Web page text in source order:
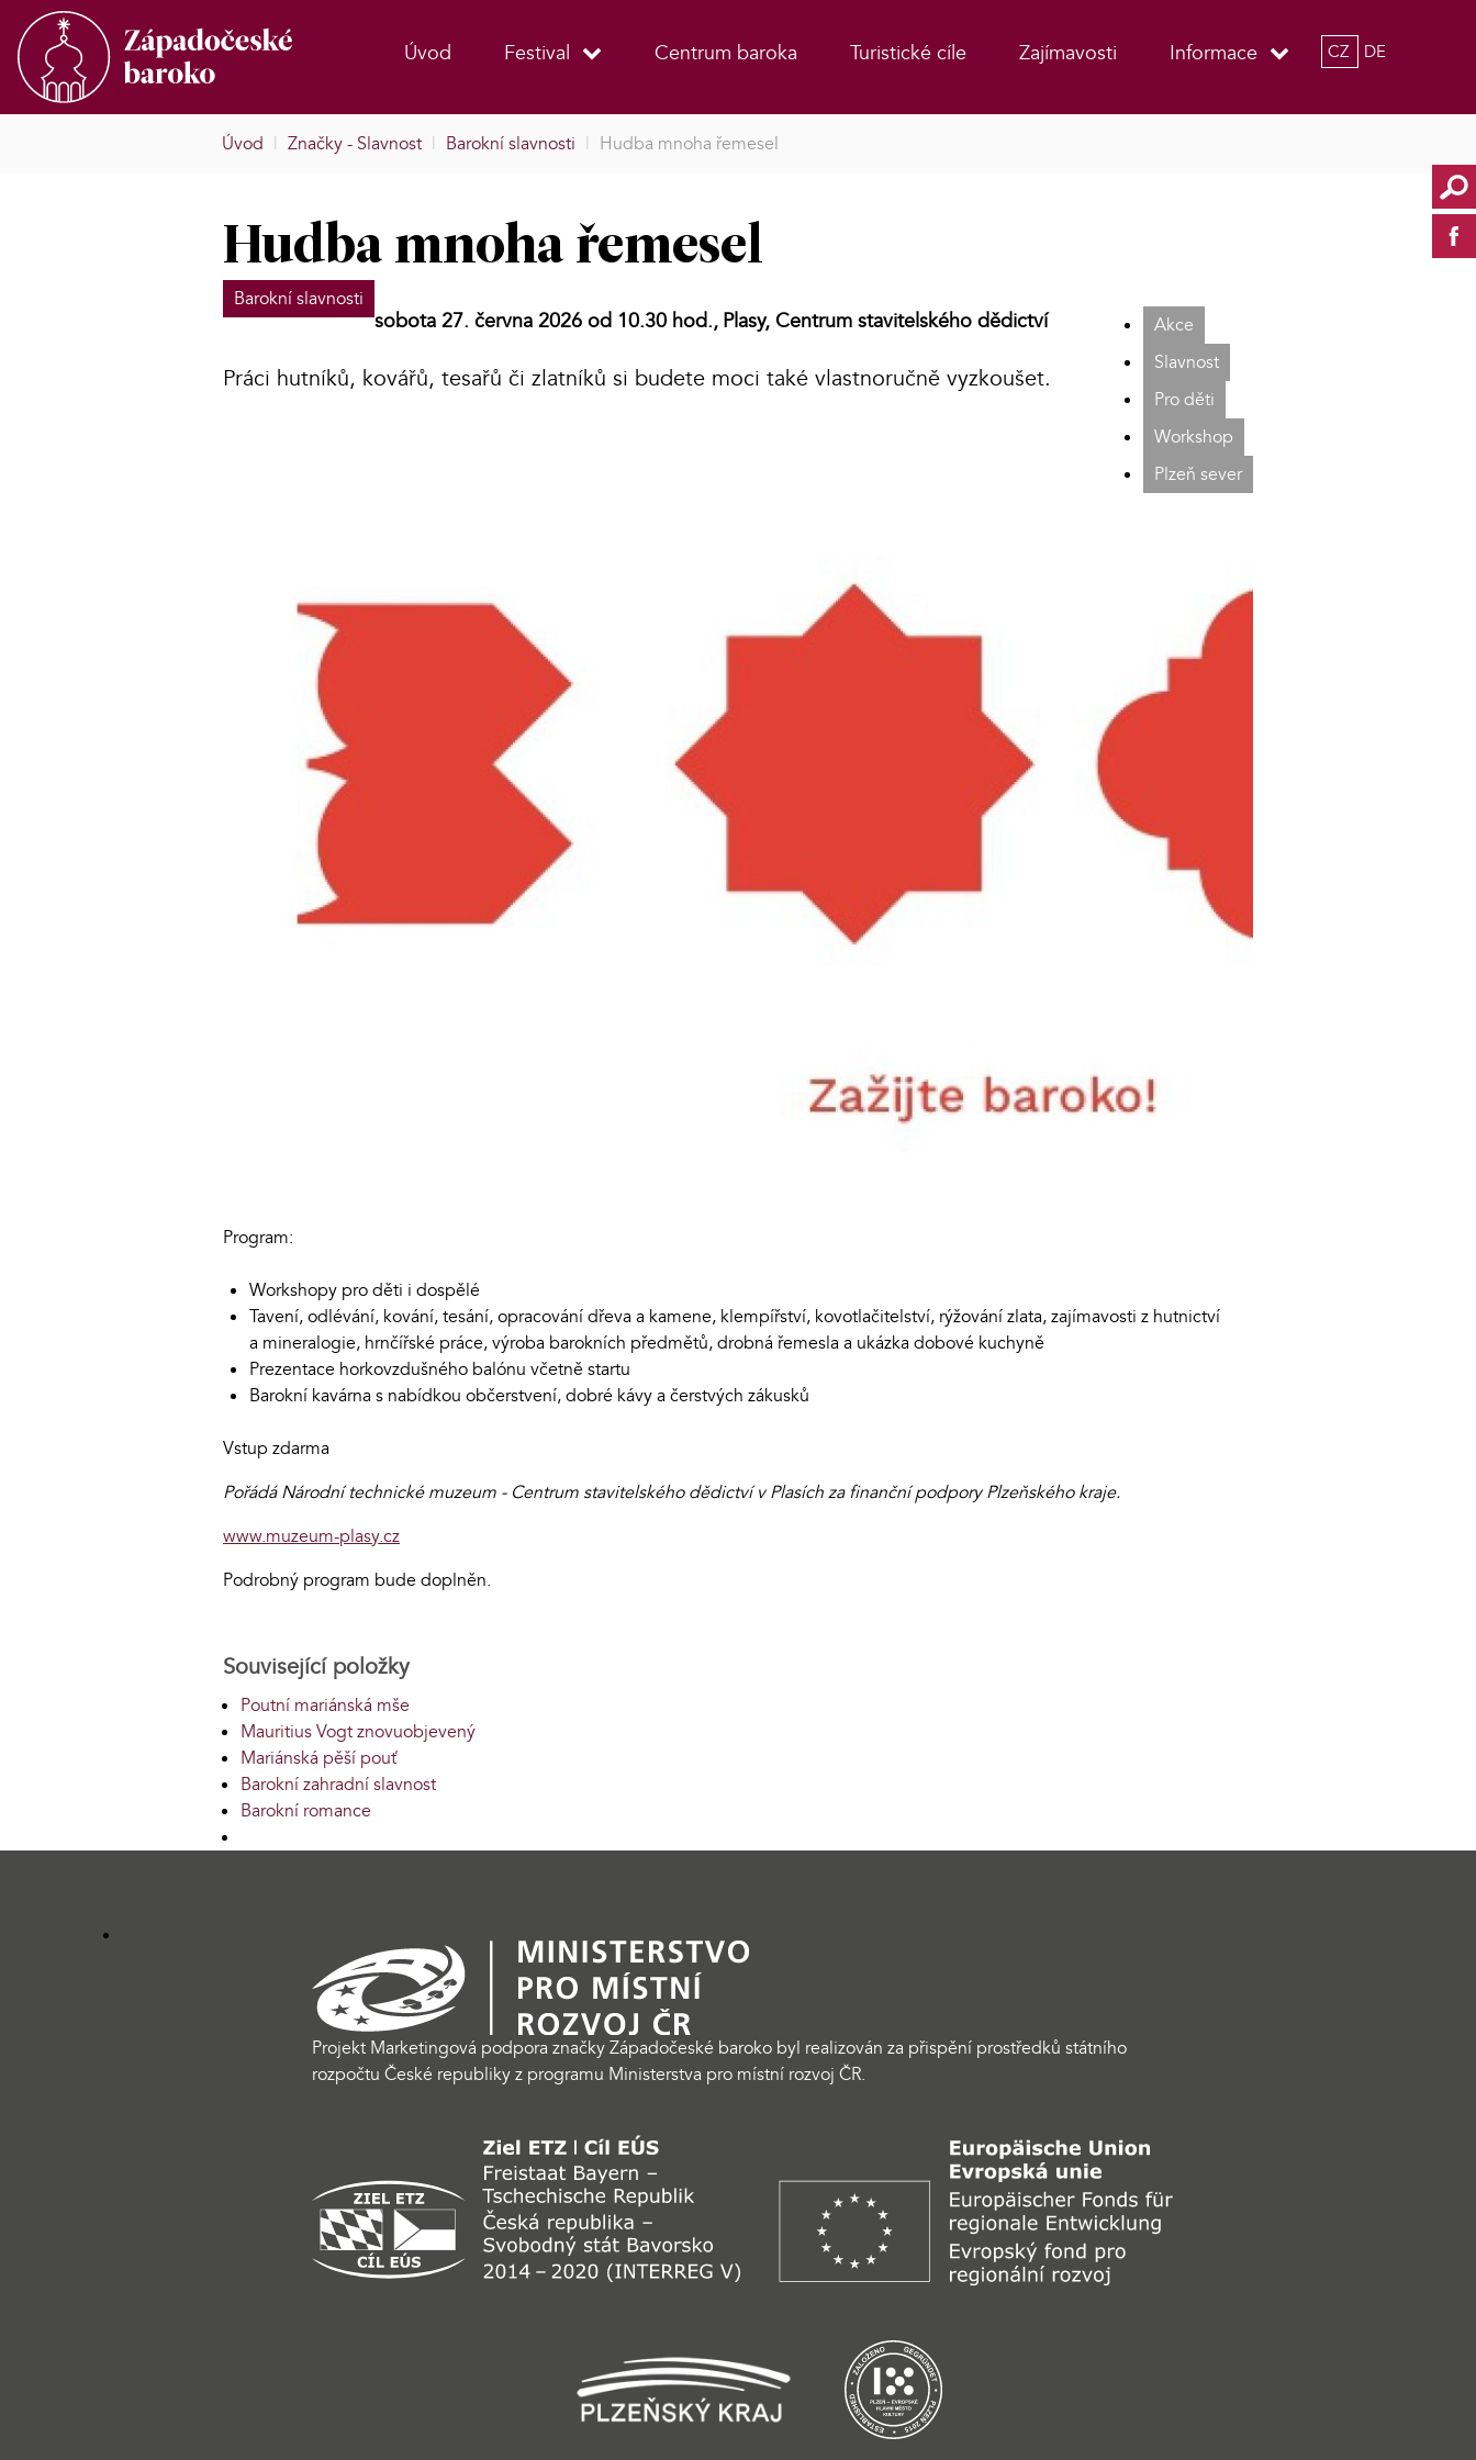
Úvod Festival Centrum baroka Turistické cíle Zajímavosti Informace CZ DE
Úvod | Značky - Slavnost | Barokní slavnosti | Hudba mnoha řemesel
Hudba mnoha řemesel
Barokní slavnosti
Akce
Slavnost
Pro děti
Workshop
Plzeň sever
sobota 27. června 2026 od 10.30 hod., Plasy, Centrum stavitelského dědictví
Práci hutníků, kovářů, tesařů či zlatníků si budete moci také vlastnoručně vyzkoušet.
Program:
Workshopy pro děti i dospělé
Tavení, odlévání, kování, tesání, opracování dřeva a kamene, klempířství, kovotlačitelství, rýžování zlata, zajímavosti z hutnictví
a mineralogie, hrnčířské práce, výroba barokních předmětů, drobná řemesla a ukázka dobové kuchyně
Prezentace horkovzdušného balónu včetně startu
Barokní kavárna s nabídkou občerstvení, dobré kávy a čerstvých zákusků
Vstup zdarma
Pořádá Národní technické muzeum - Centrum stavitelského dědictví v Plasích za finanční podpory Plzeňského kraje.
www.muzeum-plasy.cz
Podrobný program bude doplněn.
Související položky
Poutní mariánská mše
Mauritius Vogt znovuobjevený
Mariánská pěší pouť
Barokní zahradní slavnost
Barokní romance
Projekt Marketingová podpora značky Západočeské baroko byl realizován za přispění prostředků státního
rozpočtu České republiky z programu Ministerstva pro místní rozvoj ČR.